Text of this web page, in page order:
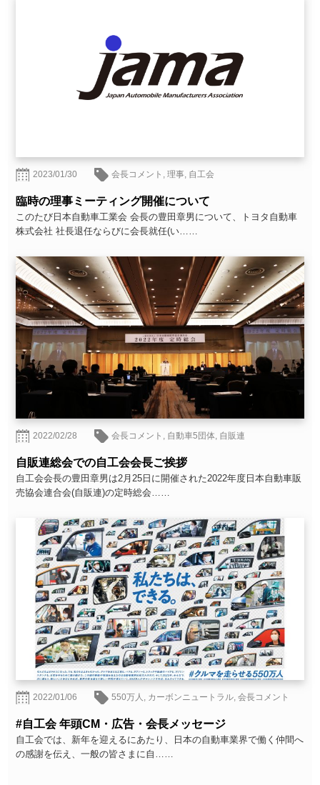
2023/01/30 会長コメント ,理事, 自工会
臨時の理事ミーティング開催について
このたび日本自動車工業会 会長の豊田章男について、トヨタ自動車
株式会社 社長退任ならびに会長就任(い……
2022/02/28 会長コメント , 自動車5団体, 自販連
自販連総会での自工会会長ご挨拶
自工会会長の豊田章男は2月25日に開催された2022年度日本自動車販
売協会連合会(自販連)の定時総会……
2022/01/06 550万人 カーボンニュートラル ,会長コメント
#自工会 年頭CM・広告・会長メッセージ
自工会では、新年を迎えるにあたり、日本の自動車業界で働く仲間へ
の感謝を伝え、一般の皆さまに自……